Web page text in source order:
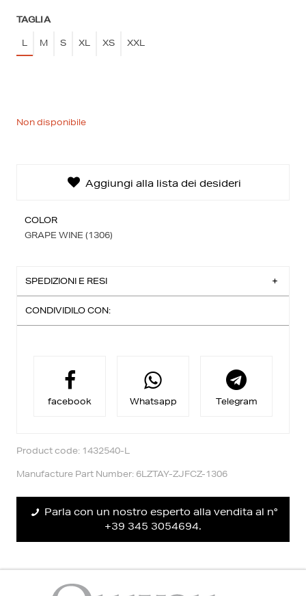
TAGLIA
L
M S XL XS XXL
Non disponibile
Aggiungi alla lista dei desideri
COLOR
GRAPE WINE (1306)
SPEDIZIONI E RESI
aggiuntivo,
riceverai una email quando il tuo ordine è pronto per
essere ritirato.
Reso facile:
CONDIVIDILO CON:
facebook Whatsapp Telegram
Product code: 1432540-L
Manufacture Part Number: 6LZTAY-ZJFCZ-1306
Parla con un nostro esperto alla vendita al n°
+39 345 3054694.